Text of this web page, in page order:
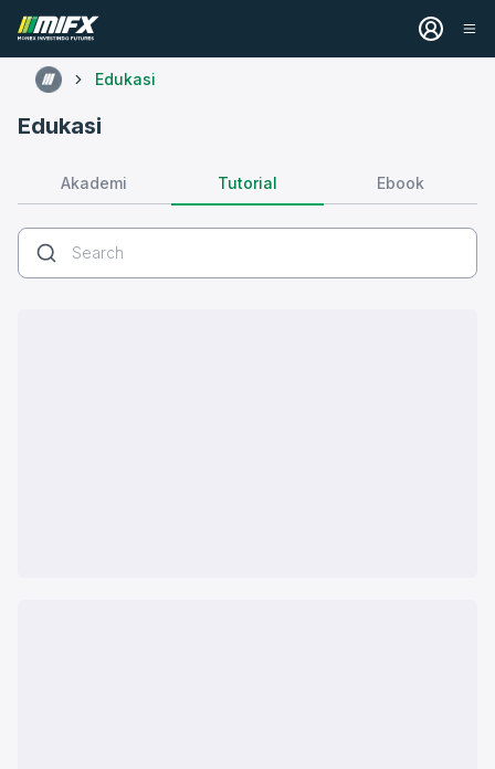
Edukasi
Edukasi
Akademi Tutorial Ebook